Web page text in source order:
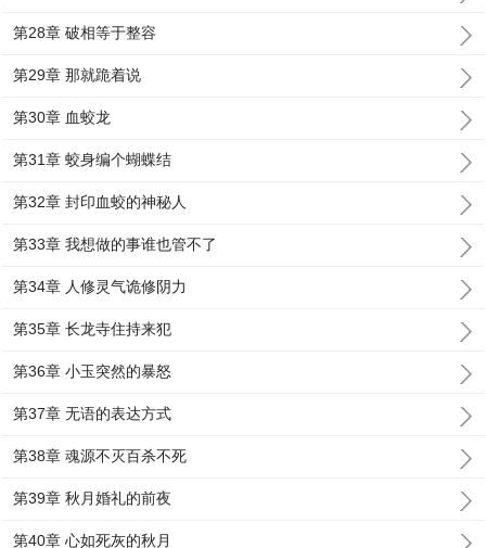
第28章 破相等于整容
第29章 那就跪着说
第30章 血蛟龙
第31章 蛟身编个蝴蝶结
第32章 封印血蛟的神秘人
第33章 我想做的事谁也管不了
第34章 人修灵气诡修阴力
第35章 长龙寺住持来犯
第36章 小玉突然的暴怒
第37章 无语的表达方式
第38章 魂源不灭百杀不死
第39章 秋月婚礼的前夜
第40章 心如死灰的秋月